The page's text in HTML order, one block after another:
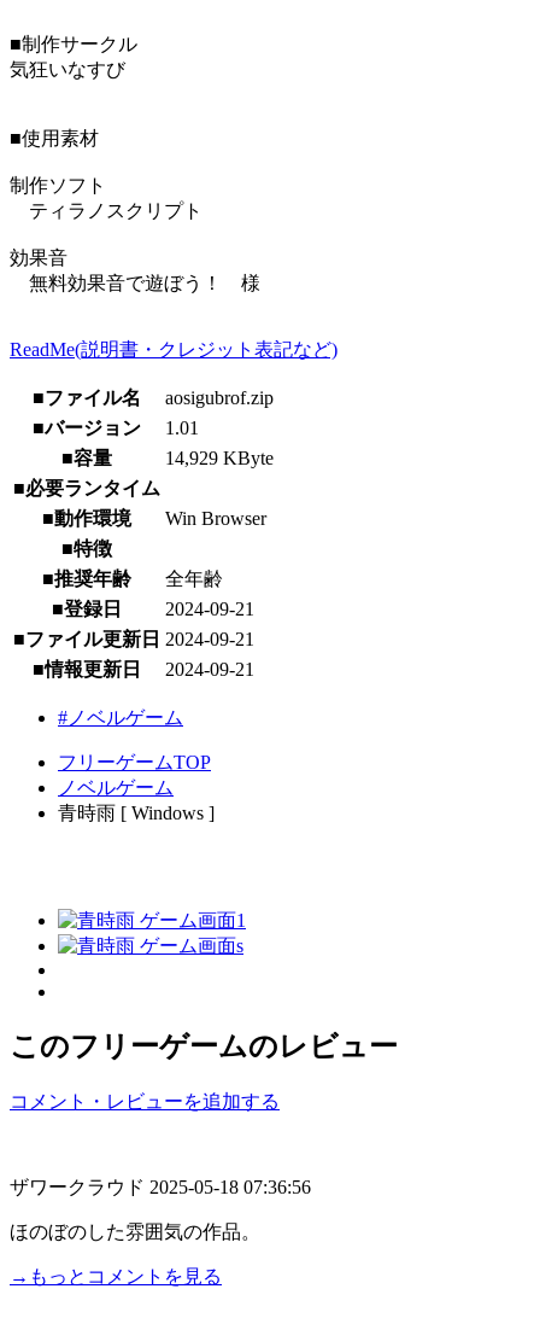
■制作サークル
気狂いなすび
■使用素材
制作ソフト
ティラノスクリプト
効果音
無料効果音で遊ぼう！ 様
ReadMe(説明書・クレジット表記など)
■ファイル名
aosigubrof.zip
■バージョン
1.01
■容量
14,929 KByte
■必要ランタイム
■動作環境
Win Browser
■特徴
■推奨年齢
全年齢
■登録日
2024-09-21
■ファイル更新日 2024-09-21
■情報更新日
2024-09-21
#ノベルゲーム
フリーゲームTOP
ノベルゲーム
青時雨 [ Windows ]
このフリーゲームのレビュー
コメント・レビューを追加する
ザワークラウド 2025-05-18 07:36:56
ほのぼのした雰囲気の作品。
→もっとコメントを見る